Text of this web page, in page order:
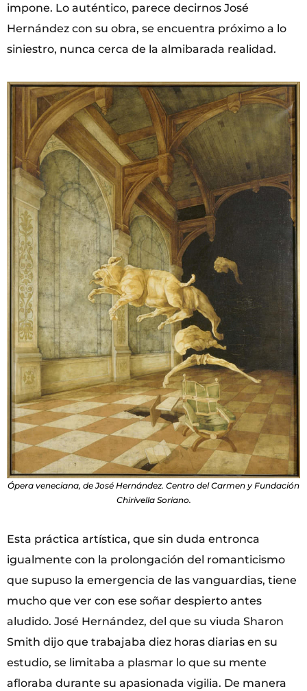
impone. Lo auténtico, parece decirnos José
Hernández con su obra, se encuentra próximo a lo
siniestro, nunca cerca de la almibarada realidad.
Ópera veneciana, de José Hernández. Centro del Carmen y Fundación
Chirivella Soriano.
Esta práctica artística, que sin duda entronca
igualmente con la prolongación del romanticismo
que supuso la emergencia de las vanguardias, tiene
mucho que ver con ese soñar despierto antes
aludido. José Hernández, del que su viuda Sharon
Smith dijo que trabajaba diez horas diarias en su
estudio, se limitaba a plasmar lo que su mente
afloraba durante su apasionada vigilia. De manera